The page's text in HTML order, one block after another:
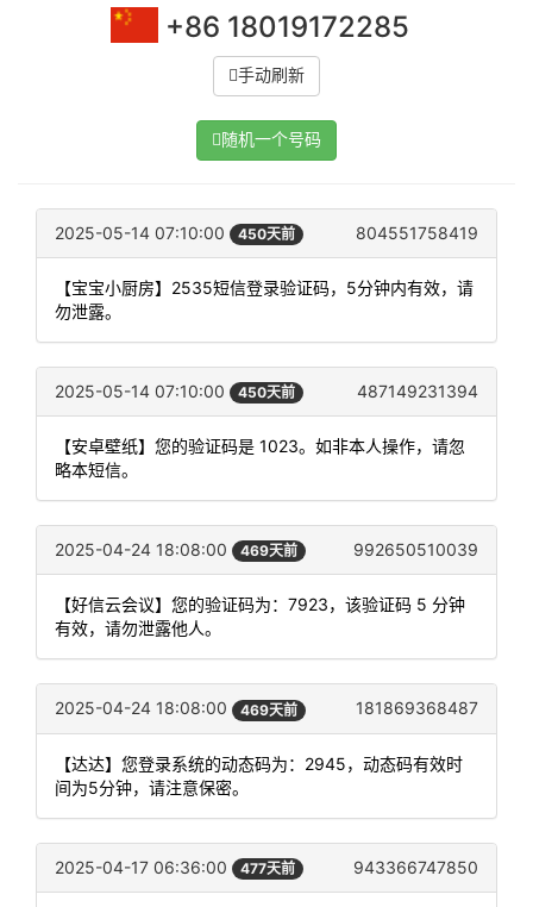
+86 18019172285
手动刷新
随机一个号码
2025-05-14 07:10:00 450天前 804551758419
【宝宝小厨房】2535短信登录验证码，5分钟内有效，请
勿泄露。
2025-05-14 07:10:00 450天前 487149231394
【安卓壁纸】您的验证码是 1023。如非本人操作，请忽
略本短信。
2025-04-24 18:08:00 469天前 992650510039
【好信云会议】您的验证码为：7923，该验证码 5 分钟
有效，请勿泄露他人。
2025-04-24 18:08:00 469天前 181869368487
【达达】您登录系统的动态码为：2945，动态码有效时
间为5分钟，请注意保密。
2025-04-17 06:36:00 477天前 943366747850